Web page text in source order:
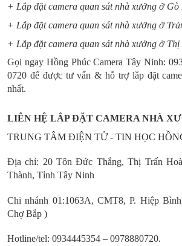
+ Lắp đặt camera quan sát nhà xưởng ở Gò
+ Lắp đặt camera quan sát nhà xưởng ở
+ Lắp đặt camera quan sát nhà xưởng ở
Gọi ngay Hồng Phúc Camera Tây Ninh:
0720 để được tư vấn & hỗ trợ lắp đặt
nhất.
LIÊN HỆ LẮP ĐẶT CAMERA NHÀ
TRUNG TÂM ĐIỆN TỬ - TIN HỌC
Địa chỉ: 20 Tôn Đức Thắng, Thị Trấn
Thành, Tỉnh Tây Ninh
Chi nhánh 01:1063A, CMT8, P. Hiệp
Chợ Bắp )
Hotline/tel: 0934445354 – 0978880720.